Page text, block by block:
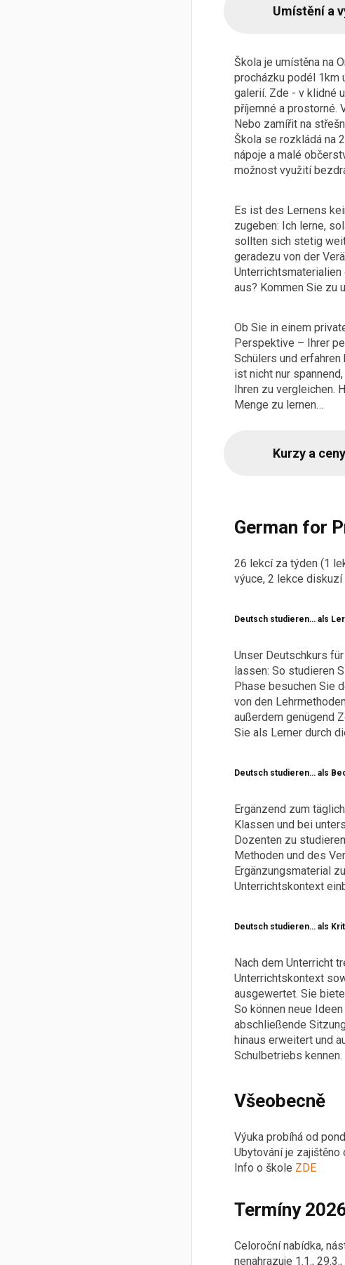
Umístění a
Škola je umístěna na
procházku podél 1km
galerií. Zde - v klidné
příjemné a prostorné.
Nebo zamířit na
Škola se rozkládá na
nápoje a malé
možnost využití
Es ist des Lernens
zugeben: Ich lerne,
sollten sich stetig
geradezu von der
aus? Kommen Sie zu
Ob Sie in einem
Perspektive – Ihrer
Schülers und
ist nicht nur
Ihren zu vergleichen.
Menge zu lernen…
Kurzy a ceny
German for
26 lekcí za týden (1
výuce, 2 lekce diskuzí
Deutsch studieren… als
Unser Deutschkurs
lassen: So studieren
Phase besuchen Sie
von den
außerdem genügend
Sie als Lerner durch
Deutsch studieren… als
Ergänzend zum
Klassen und bei
Dozenten zu
Methoden und des
Ergänzungsmaterial
Unterrichtskontext
Deutsch studieren… als
Nach dem Unterricht
Unterrichtskontext
ausgewertet. Sie
So können neue
abschließende
hinaus erweitert und
Schulbetriebs kennen.
Všeobecně
Výuka probíhá od
Ubytování je
Info o škole ZDE
Termíny
Celoroční nabídka,
nenahrazuje 1.1.,